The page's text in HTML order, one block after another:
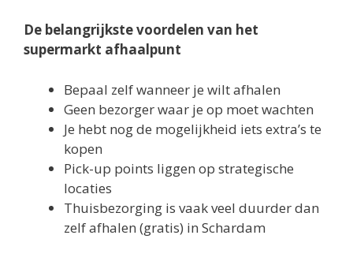
De belangrijkste voordelen van het
supermarkt afhaalpunt
Bepaal zelf wanneer je wilt afhalen
Geen bezorger waar je op moet wachten
Je hebt nog de mogelijkheid iets extra’s te
kopen
Pick-up points liggen op strategische
locaties
Thuisbezorging is vaak veel duurder dan
zelf afhalen (gratis) in Schardam